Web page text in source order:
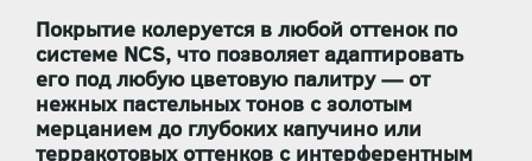
Покрытие колеруется в любой оттенок по
системе NCS, что позволяет адаптировать
его под любую цветовую палитру — от
нежных пастельных тонов с золотым
мерцанием до глубоких капучино или
терракотовых оттенков с интерферентным